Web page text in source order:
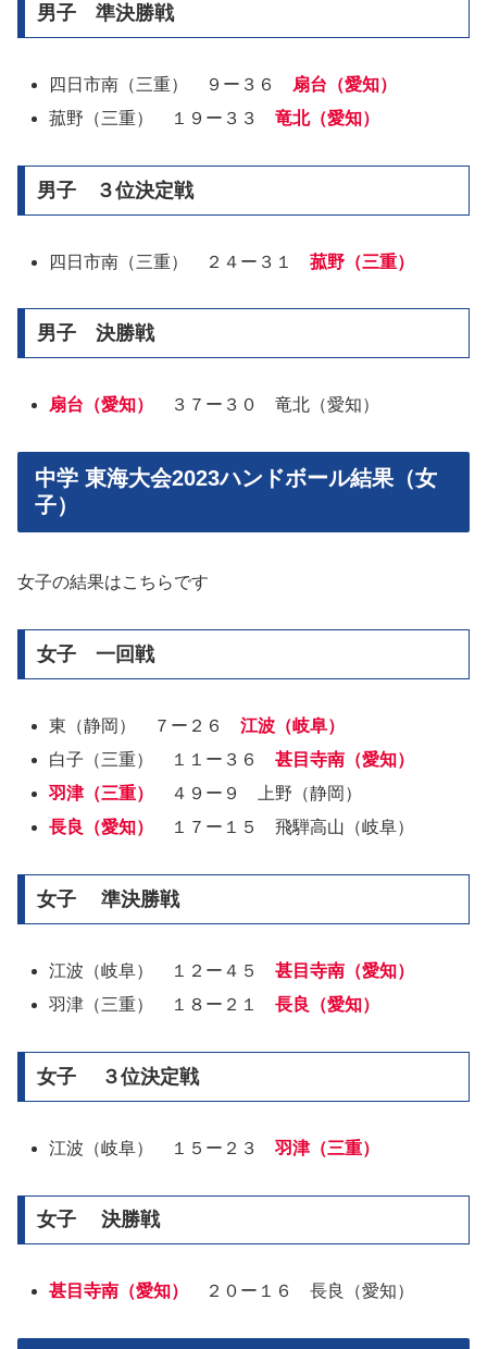
男子 準決勝戦
四日市南（三重） ９ー３６ 扇台（愛知）
菰野（三重） １９ー３３竜北（愛知）
男子 ３位決定戦
四日市南（三重） ２４ー３１菰野（三重）
男子 決勝戦
扇台（愛知） ３７ー３０ 竜北（愛知）
中学 東海大会2023ハンドボール結果（女
子）
女子の結果はこちらです
女子 一回戦
東（静岡） ７ー２６江波（岐阜）
白子（三重） １１ー３６甚目寺南（愛知）
羽津（三重）
４９ー９ 上野（静岡）
長良（愛知）
１７ー１５ 飛騨高山（岐阜）
女子 準決勝戦
江波（岐阜） １２ー４５甚目寺南（愛知）
羽津（三重） １８ー２１長良（愛知）
女子 ３位決定戦
江波（岐阜） １５ー２３羽津（三重）
女子 決勝戦
甚目寺南（愛知） ２０ー１６ 長良（愛知）